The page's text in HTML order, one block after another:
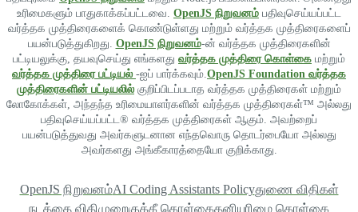
உரிமைகளும் பாதுகாக்கப்பட்டவை. OpenJS நிறுவனம் பதிவுசெய்யப்பட்ட
வர்த்தக முத்திரைகளைக் கொண்டுள்ளது மற்றும் வர்த்தக முத்திரைகளைப்
பயன்படுத்துகிறது. OpenJS நிறுவனம்-ன் வர்த்தக முத்திரைகளின்
பட்டியலுக்கு, தயவுசெய்து எங்களது வர்த்தக முத்திரை கொள்கை மற்றும்
வர்த்தக முத்திரை பட்டியல் -ஐப் பார்க்கவும். OpenJS Foundation வர்த்தக
முத்திரைகளின் பட்டியலில் குறிப்பிடப்படாத வர்த்தக முத்திரைகள் மற்றும்
லோகோக்கள், அந்தந்த உரிமையாளர்களின் வர்த்தக முத்திரைகள்™ அல்லது
பதிவுசெய்யப்பட்ட® வர்த்தக முத்திரைகள் ஆகும். அவற்றைப்
பயன்படுத்துவது அவர்களுடனான எந்தவொரு தொடர்பையோ அல்லது
அவர்களது அங்கீகாரத்தையோ குறிக்காது.
OpenJS நிறுவனம்AI Coding Assistants Policyதுணை விதிகள்
நடத்தை விதிமுறைகுக்கீ கொள்கைதனியுரிமை கொள்கை